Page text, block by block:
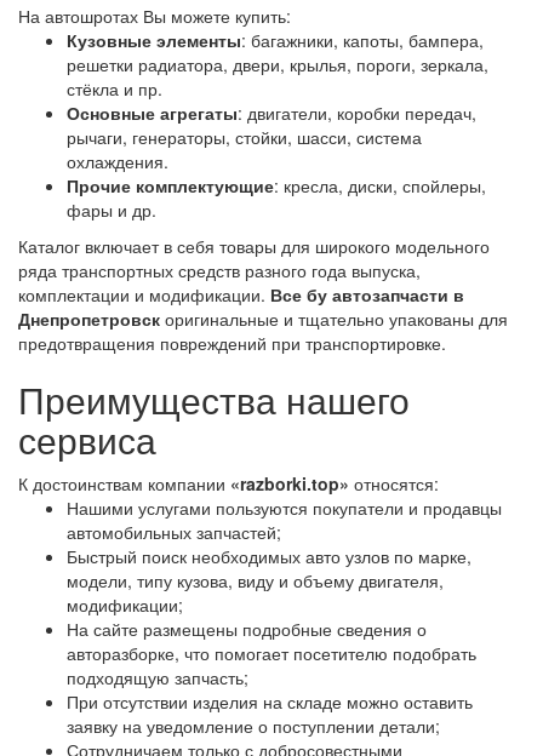
На автошротах Вы можете купить:
Кузовные элементы: багажники, капоты, бампера,
решетки радиатора, двери, крылья, пороги, зеркала,
стёкла и пр.
Основные агрегаты: двигатели, коробки передач,
рычаги, генераторы, стойки, шасси, система
охлаждения.
Прочие комплектующие: кресла, диски, спойлеры,
фары и др.
Каталог включает в себя товары для широкого модельного
ряда транспортных средств разного года выпуска,
комплектации и модификации. Все бу автозапчасти в
Днепропетровск оригинальные и тщательно упакованы для
предотвращения повреждений при транспортировке.
Преимущества нашего
сервиса
К достоинствам компании «razborki.top» относятся:
Нашими услугами пользуются покупатели и продавцы
автомобильных запчастей;
Быстрый поиск необходимых авто узлов по марке,
модели, типу кузова, виду и объему двигателя,
модификации;
На сайте размещены подробные сведения о
авторазборке, что помогает посетителю подобрать
подходящую запчасть;
При отсутствии изделия на складе можно оставить
заявку на уведомление о поступлении детали;
Сотрудничаем только с добросовестными